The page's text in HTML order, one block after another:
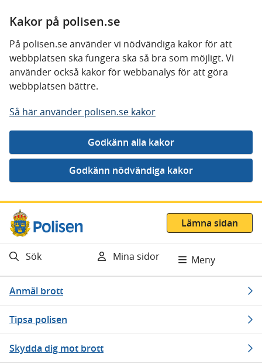
Kakor på polisen.se
På polisen.se använder vi nödvändiga kakor för att
webbplatsen ska fungera ska så bra som möjligt. Vi
använder också kakor för webbanalys för att göra
webbplatsen bättre.
Så här använder polisen.se kakor
Gå direkt till innehåll
Lämna sidan
Sök Mina sidor Meny
Anmäl brott
Tipsa polisen
Skydda dig mot brott